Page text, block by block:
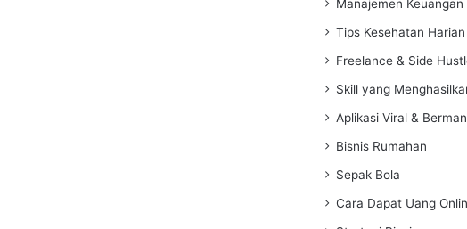
Manajemen Keuangan
Tips Kesehatan Harian
Freelance & Side
Skill yang
Aplikasi Viral &
Bisnis Rumahan
Sepak Bola
Cara Dapat Uang